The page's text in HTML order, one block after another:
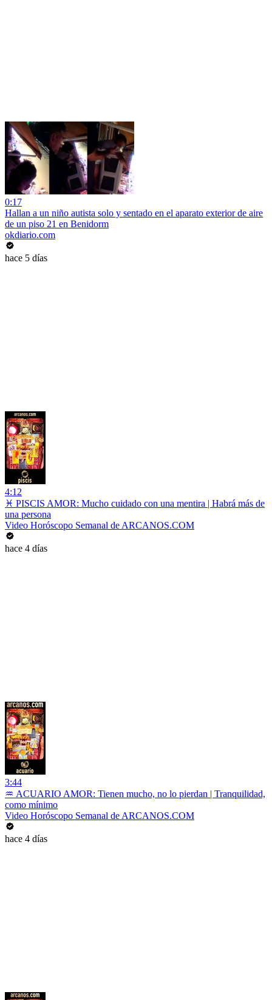
0:17
Hallan a un niño autista solo y sentado en el aparato exterior de aire
de un piso 21 en Benidorm
okdiario.com
hace 5 días
4:12
♓ PISCIS AMOR: Mucho cuidado con una mentira | Habrá más de
una persona
Video Horóscopo Semanal de ARCANOS.COM
hace 4 días
3:44
♒ ACUARIO AMOR: Tienen mucho, no lo pierdan | Tranquilidad,
como mínimo
Video Horóscopo Semanal de ARCANOS.COM
hace 4 días